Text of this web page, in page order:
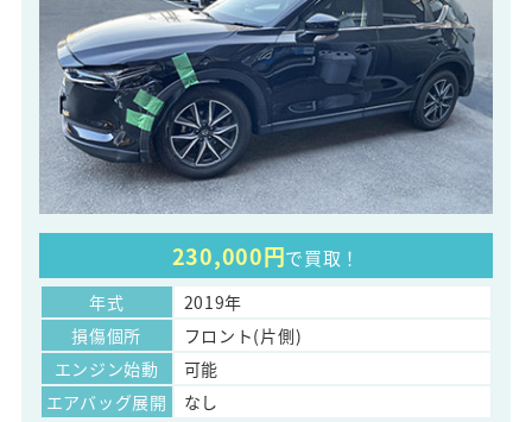
230,000円で買取！
年式
2019年
損傷個所
フロント(片側)
エンジン始動
可能
エアバッグ展開
なし